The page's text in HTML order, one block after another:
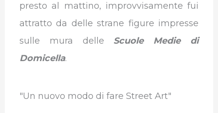
presto al mattino, improvvisamente fui
attratto da delle strane figure impresse
sulle mura delle Scuole Medie di
Domicella.
"Un nuovo modo di fare Street Art"